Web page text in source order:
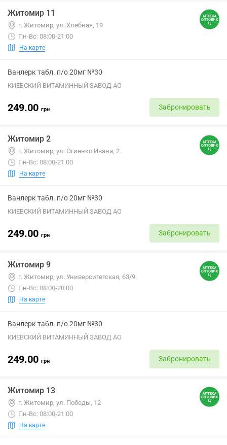
Житомир 11
г. Житомир, ул. Хлебная, 19
Пн-Вс: 08:00-21:00
На карте
Ванлерк табл. п/о 20мг №30
КИЕВСКИЙ ВИТАМИННЫЙ ЗАВОД АО
249.00 грн Забронировать
Житомир 2
г. Житомир, ул. Огиенко Ивана, 2
Пн-Вс: 08:00-21:00
На карте
Ванлерк табл. п/о 20мг №30
КИЕВСКИЙ ВИТАМИННЫЙ ЗАВОД АО
249.00 грн Забронировать
Житомир 9
г. Житомир, ул. Университетская, 63/9
Пн-Вс: 08:00-20:00
На карте
Ванлерк табл. п/о 20мг №30
КИЕВСКИЙ ВИТАМИННЫЙ ЗАВОД АО
249.00 грн Забронировать
Житомир 13
г. Житомир, ул. Победы, 12
Пн-Вс: 08:00-21:00
На карте